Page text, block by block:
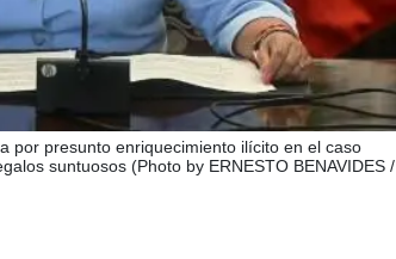
por presunto enriquecimiento ilícito en el caso
suntuosos (Photo by ERNESTO BENAVIDES /